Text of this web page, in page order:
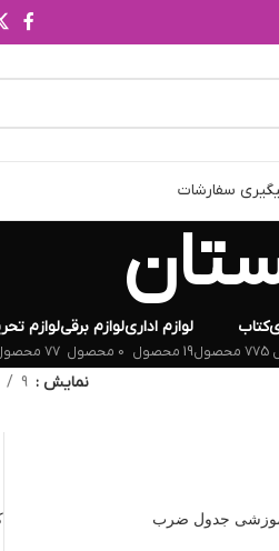
سفارشات
کتاب
775 محصول
لوازم اداری
19 محصول
لوازم برقی
0 محصول
لوازم
77 محصول
نمایش 9
جدول ضرب